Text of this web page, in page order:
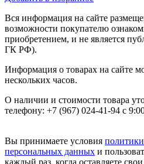
Вся информация на сайте
возможности покупателю
приобретением, и не является
ГК РФ).
Информация о товарах на сайте
нескольких часов.
О наличии и стоимости товара
телефону: +7 (967) 024-41-94 с
Вы принимаете условия
персональных данных и
каждый раз, когда оставляете